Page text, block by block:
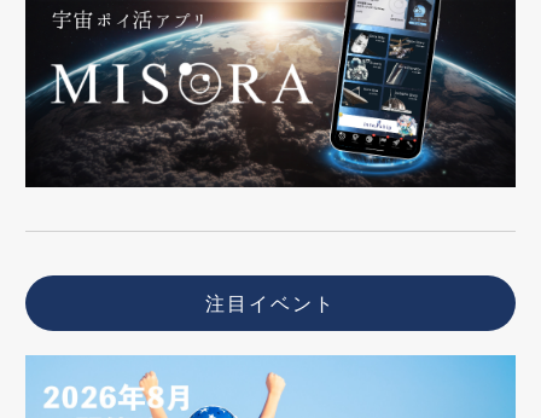
注目イベント